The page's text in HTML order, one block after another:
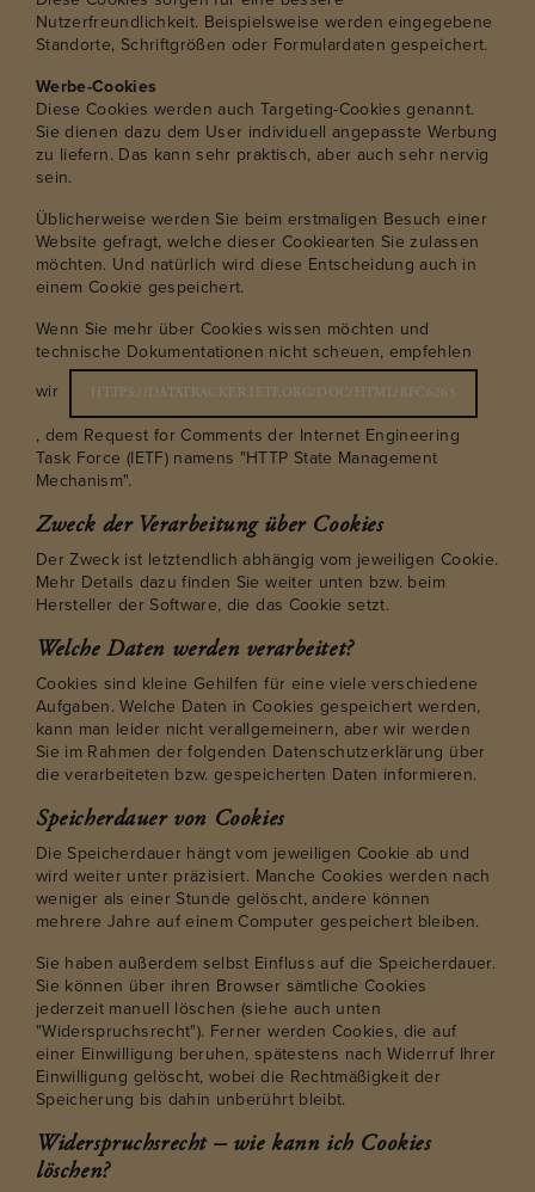
Nutzerfreundlichkeit. Beispielsweise werden eingegebene
Standorte, Schriftgrößen oder Formulardaten gespeichert.
Werbe-Cookies
Diese Cookies werden auch Targeting-Cookies genannt.
Sie dienen dazu dem User individuell angepasste Werbung
zu liefern. Das kann sehr praktisch, aber auch sehr nervig
sein.
Üblicherweise werden Sie beim erstmaligen Besuch einer
Website gefragt, welche dieser Cookiearten Sie zulassen
möchten. Und natürlich wird diese Entscheidung auch in
einem Cookie gespeichert.
Wenn Sie mehr über Cookies wissen möchten und
technische Dokumentationen nicht scheuen, empfehlen
wir
HTTPS://DATATRACKER.IETF.ORG/DOC/HTML/RFC6265
, dem Request for Comments der Internet Engineering
Task Force (IETF) namens "HTTP State Management
Mechanism".
Zweck der Verarbeitung über Cookies
Der Zweck ist letztendlich abhängig vom jeweiligen Cookie.
Mehr Details dazu finden Sie weiter unten bzw. beim
Hersteller der Software, die das Cookie setzt.
Welche Daten werden verarbeitet?
Cookies sind kleine Gehilfen für eine viele verschiedene
Aufgaben. Welche Daten in Cookies gespeichert werden,
kann man leider nicht verallgemeinern, aber wir werden
Sie im Rahmen der folgenden Datenschutzerklärung über
die verarbeiteten bzw. gespeicherten Daten informieren.
Speicherdauer von Cookies
Die Speicherdauer hängt vom jeweiligen Cookie ab und
wird weiter unter präzisiert. Manche Cookies werden nach
weniger als einer Stunde gelöscht, andere können
mehrere Jahre auf einem Computer gespeichert bleiben.
Sie haben außerdem selbst Einfluss auf die Speicherdauer.
Sie können über ihren Browser sämtliche Cookies
jederzeit manuell löschen (siehe auch unten
"Widerspruchsrecht"). Ferner werden Cookies, die auf
einer Einwilligung beruhen, spätestens nach Widerruf Ihrer
Einwilligung gelöscht, wobei die Rechtmäßigkeit der
Speicherung bis dahin unberührt bleibt.
Widerspruchsrecht – wie kann ich Cookies
löschen?